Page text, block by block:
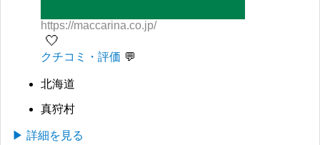
https://maccarina.co.jp/
🤍
クチコミ・評価
北海道
真狩村
▶ 詳細を見る